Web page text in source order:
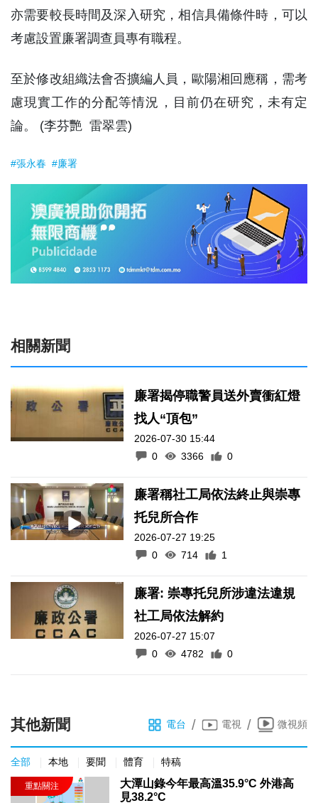
亦需要較長時間及深入研究，相信具備條件時，可以
考慮設置廉署調查員專有職程。
至於修改組織法會否擴編人員，歐陽湘回應稱，需考
慮現實工作的分配等情況，目前仍在研究，未有定
論。 (李芬艷 雷翠雲)
#張永春 #廉署
相關新聞
廉署揭停職警員送外賣衝紅燈
找人“頂包”
2026-07-30 15:44
0
3366 0
廉署稱社工局依法終止與崇專
托兒所合作
2026-07-27 19:25
0
714 1
廉署: 崇專托兒所涉違法違規
社工局依法解約
2026-07-27 15:07
0
4782 0
其他新聞 電台 / 電視 / 微視頻
全部 本地 要聞 體育 特稿
大潭山錄今年最高溫35.9°C 外港高
見38.2°C